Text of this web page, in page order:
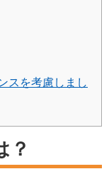
スを考慮しまし
？